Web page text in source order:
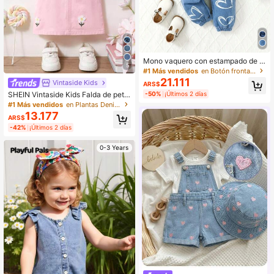
5
Vintaside Kids
SHEIN Vintaside Kids Falda de peto
de denim suave lavado con flores p
ara bebés niñas
#1 Más vendidos en Plantas Denim para niñas
ARS$13.177
-42% ¡Últimos 2 días
0-3 Years
Mono vaquero con estampado de c
orazón de manga corta azul casual
y lindo para bebé niña, nueva llega
da de otoño/invierno
#1 Más vendidos en Botón frontal Denim para niñas
ARS$21.111
-50% ¡Últimos 2 días